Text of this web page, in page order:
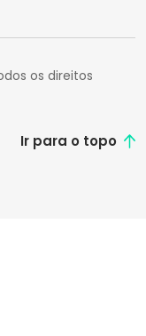
os direitos
Ir para o topo